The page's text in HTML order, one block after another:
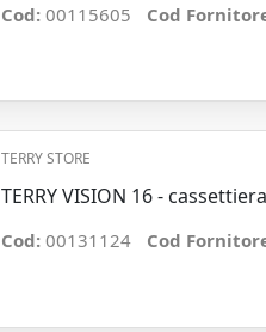
Cod: 00115605 Cod
TERRY STORE
TERRY VISION 16 -
Cod: 00131124 Cod